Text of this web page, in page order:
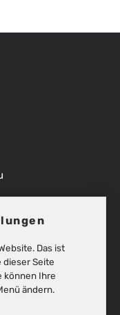
Das ist
dieser Seite
können Ihre
ändern.